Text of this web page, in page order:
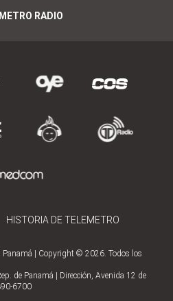
RADIO
HISTORIA DE TELEMETRO
Panamá | Copyright © 2026. Todos los
de Panamá | Dirección, Avenida 12 de
6700